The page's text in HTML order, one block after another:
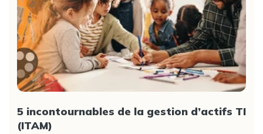
5 incontournables de la gestion d’actifs TI
(ITAM)